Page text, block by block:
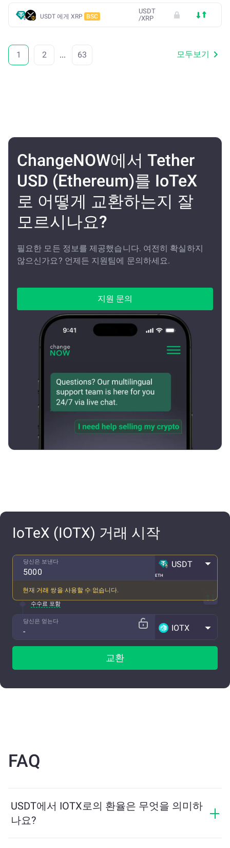
USDT 에게 XRP BSC
USDT
/XRP
1 2 ... 63 모두보기
ChangeNOW에서 Tether
USD (Ethereum)를 IoTeX
로 어떻게 교환하는지 잘
모르시나요?
필요한 모든 정보를 제공했습니다. 여전히 확실하지
않으신가요? 언제든 지원팀에 문의하세요.
지원 문의
IoTeX (IOTX) 거래 시작
당신은 보낸다
ETH
USDT
현재 거래 쌍을 사용할 수 없습니다.
1 USDT ~ ... IOTX 예상 비율
수수료 포함
당신은 얻는다
IOTX
교환
FAQ
USDT에서 IOTX로의 환율은 무엇을 의미하
나요?